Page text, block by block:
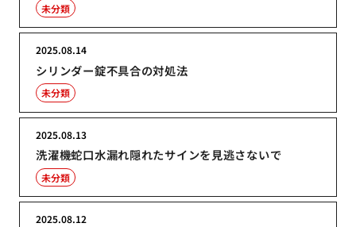
未分類
シリンダー錠不具合の対処法
2025.08.14
未分類
洗濯機蛇口水漏れ隠れたサインを見逃さないで
2025.08.13
未分類
2025.08.12